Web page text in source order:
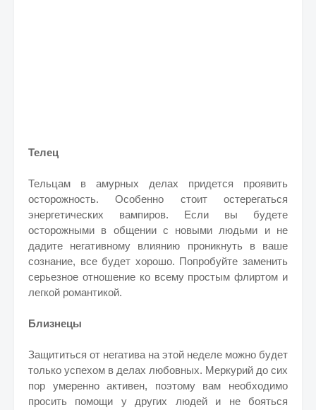
Телец
Тельцам в амурных делах придется проявить
осторожность. Особенно стоит остерегаться
энергетических вампиров. Если вы будете
осторожными в общении с новыми людьми и не
дадите негативному влиянию проникнуть в ваше
сознание, все будет хорошо. Попробуйте заменить
серьезное отношение ко всему простым флиртом и
легкой романтикой.
Близнецы
Защититься от негатива на этой неделе можно будет
только успехом в делах любовных. Меркурий до сих
пор умеренно активен, поэтому вам необходимо
просить помощи у других людей и не бояться